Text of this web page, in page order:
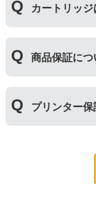
用おいては
ください。
ご相談くださ
たつの保証」
以内、ご使
ら１年以内で
カートリッ
ら１年間と
保証期間内
す。また、
保管をお願
商品保証に
保証期間：
トラブルが
品返金を承
※商品の不
て改善する
プリンター
保証期間：
当店のイン